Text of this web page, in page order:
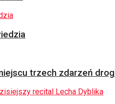
trzech zdarzeń